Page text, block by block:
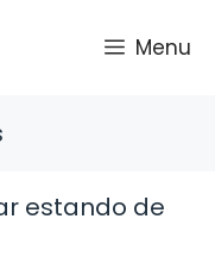
Menu